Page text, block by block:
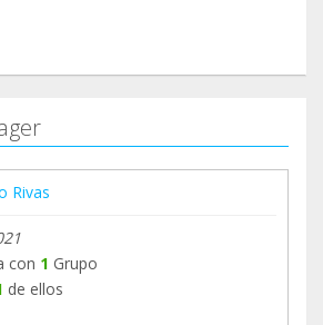
Rivas
con 1 Grupo
de ellos